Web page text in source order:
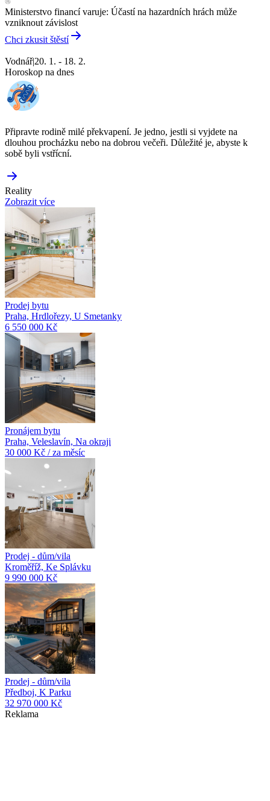
Ministerstvo financí varuje: Účastí na hazardních hrách může
vzniknout závislost
Chci zkusit štěstí
Vodnář|20. 1. - 18. 2.
Horoskop na dnes
Připravte rodině milé překvapení. Je jedno, jestli si vyjdete na
dlouhou procházku nebo na dobrou večeři. Důležité je, abyste k
sobě byli vstřícní.
Reality
Zobrazit více
Prodej bytu
Praha, Hrdlořezy, U Smetanky
6 550 000 Kč
Pronájem bytu
Praha, Veleslavín, Na okraji
30 000 Kč / za měsíc
Prodej - dům/vila
Kroměříž, Ke Splávku
9 990 000 Kč
Prodej - dům/vila
Předboj, K Parku
32 970 000 Kč
Reklama